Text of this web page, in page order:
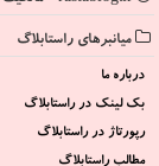
میانبرهای راستابلاگ
درباره ما
بک لینک در راستابلاگ
رپورتاژ در راستابلاگ
مطالب راستابلاگ